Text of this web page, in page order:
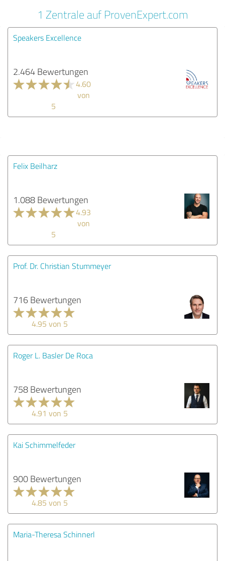
1 Zentrale auf ProvenExpert.com
Speakers Excellence
2.464 Bewertungen
4.60
von
5
Felix Beilharz
1.088 Bewertungen
4.93
von
5
Prof. Dr. Christian Stummeyer
716 Bewertungen
4.95 von 5
Roger L. Basler De Roca
758 Bewertungen
4.91 von 5
Kai Schimmelfeder
900 Bewertungen
4.85 von 5
Maria-Theresa Schinnerl